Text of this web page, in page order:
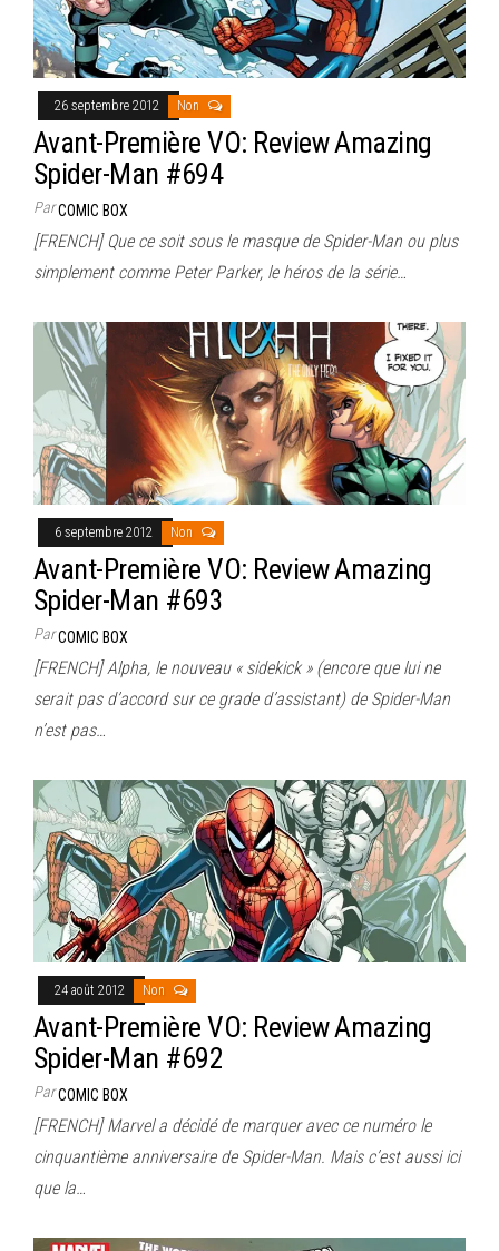
26 septembre 2012 Non
Avant-Première VO: Review Amazing
Spider-Man #694
ParCOMIC BOX
[FRENCH] Que ce soit sous le masque de Spider-Man ou plus
simplement comme Peter Parker, le héros de la série…
6 septembre 2012 Non
Avant-Première VO: Review Amazing
Spider-Man #693
ParCOMIC BOX
[FRENCH] Alpha, le nouveau « sidekick » (encore que lui ne
serait pas d’accord sur ce grade d’assistant) de Spider-Man
n’est pas…
24 août 2012 Non
Avant-Première VO: Review Amazing
Spider-Man #692
ParCOMIC BOX
[FRENCH] Marvel a décidé de marquer avec ce numéro le
cinquantième anniversaire de Spider-Man. Mais c’est aussi ici
que la…